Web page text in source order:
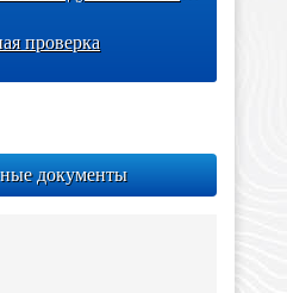
проверка
документы